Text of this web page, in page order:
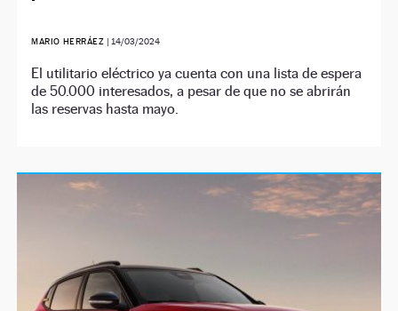
MARIO HERRÁEZ | 14/03/2024
El utilitario eléctrico ya cuenta con una lista de espera
de 50.000 interesados, a pesar de que no se abrirán
las reservas hasta mayo.